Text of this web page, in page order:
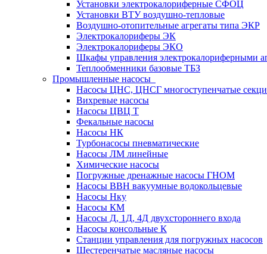
Установки электрокалориферные СФОЦ
Установки ВТУ воздушно-тепловые
Воздушно-отопительные агрегаты типа ЭКР
Электрокалориферы ЭК
Электрокалориферы ЭКО
Шкафы управления электрокалориферными
Теплообменники базовые ТБЗ
Промышленные насосы
Насосы ЦНС, ЦНСГ многоступенчатые
Вихревые насосы
Насосы ЦВЦ Т
Фекальные насосы
Насосы НК
Турбонасосы пневматические
Насосы ЛМ линейные
Химические насосы
Погружные дренажные насосы ГНОМ
Насосы ВВН вакуумные водокольцевые
Насосы Нку
Насосы КМ
Насосы Д, 1Д, 4Д двухстороннего входа
Насосы консольные К
Станции управления для погружных насосов
Шестеренчатые масляные насосы